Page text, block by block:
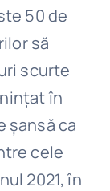
50 de
să
scurte
în
șansă ca
cele
2021, în